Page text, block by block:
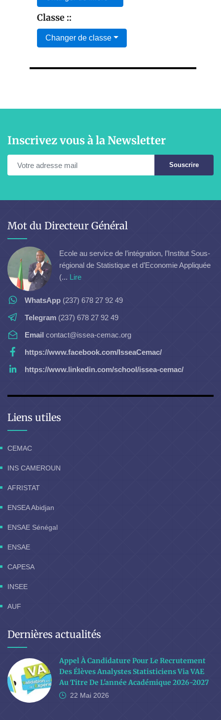
Classe ::
Changer de classe
Inscrivez vous à la Newsletter
Souscrire
Mot du Directeur Général
Ecole au service de l’intégration, l’Institut Sous-
régional de Statistique et d’Economie Appliquée
(... Lire
WhatsApp (237) 678 27 92 49
Telegram (237) 678 27 92 49
Email contact@issea-cemac.org
https://www.facebook.com/IsseaCemac/
https://www.linkedin.com/school/issea-cemac/
Liens utiles
CEMAC
INS CAMEROUN
AFRISTAT
ENSEA Abidjan
ENSAE Sénégal
ENSAE
CAPESA
INSEE
AUF
Dernières actualités
Appel À Candidature Pour Le Recrutement
Des Élèves Analystes Statisticiens Via VAE
Au Titre De L'année Académique 2026-2027
22 Mai 2026